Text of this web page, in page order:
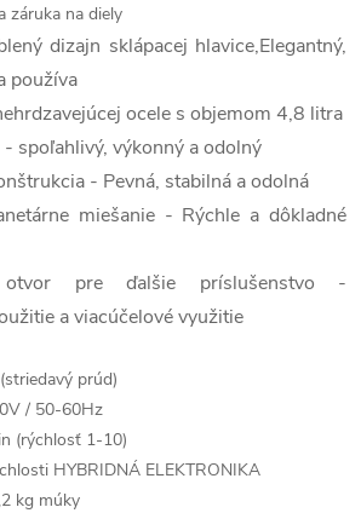
záruka na diely
dizajn sklápacej hlavice,Elegantný,
používa
ocele s objemom 4,8 litra
- spoľahlivý, výkonný a odolný
- Pevná, stabilná a odolná
miešanie - Rýchle a dôkladné
otvor pre ďalšie príslušenstvo -
a viacúčelové využitie
prúd)
/ 50-60Hz
(rýchlosť 1-10)
HYBRIDNÁ ELEKTRONIKA
kg múky